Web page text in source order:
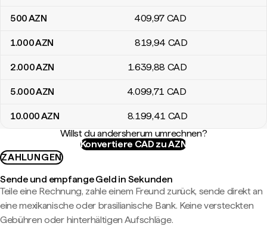
500AZN 409,97 CAD
1.000AZN 819,94 CAD
2.000AZN 1.639,88 CAD
5.000AZN 4.099,71 CAD
10.000AZN 8.199,41 CAD
Willst du andersherum umrechnen?
Konvertiere CAD zu AZN
ZAHLUNGEN
Sende und empfange Geld in Sekunden
Teile eine Rechnung, zahle einem Freund zurück, sende direkt an
eine mexikanische oder brasilianische Bank. Keine versteckten
Gebühren oder hinterhältigen Aufschläge.